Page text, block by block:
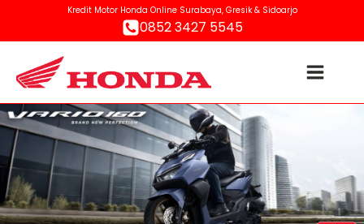
Kredit Motor Honda Online Surabaya, Gresik & Sidoarjo
0852 3427 5545